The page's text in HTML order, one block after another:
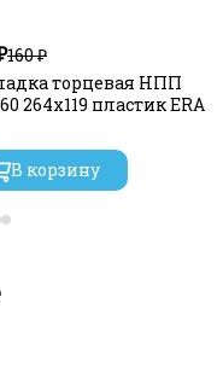
160 ₽
торцевая НПП
264х119 пластик ERA
В корзину